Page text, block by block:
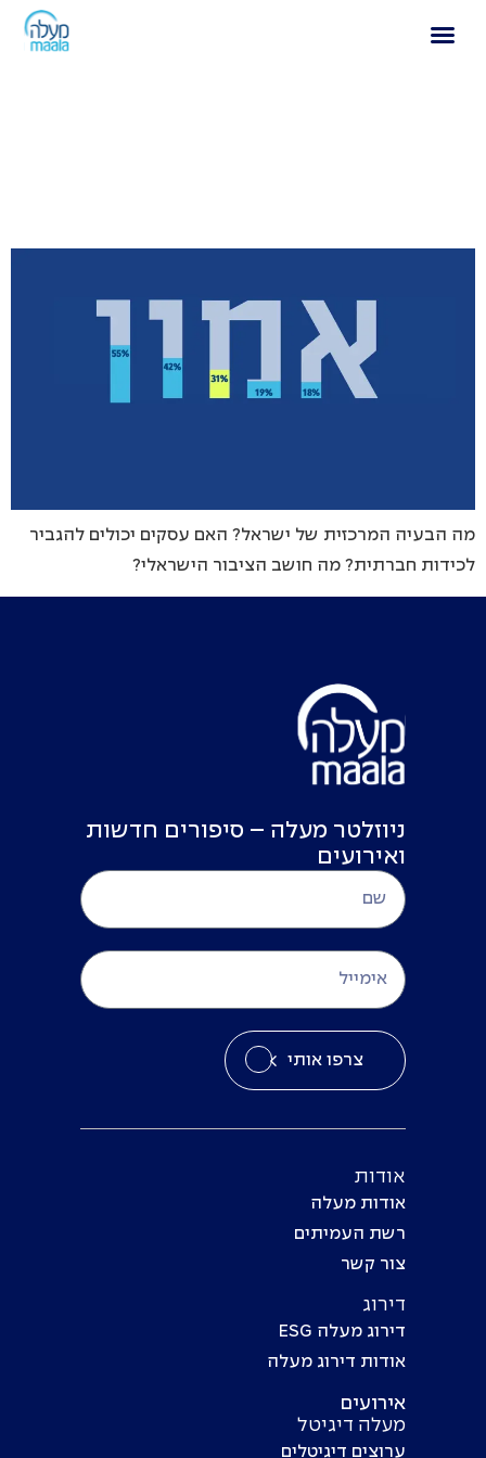
מה הבעיה המרכזית של ישראל? האם עסקים יכולים להגביר
לכידות חברתית? מה חושב הציבור הישראלי?
ניוזלטר מעלה – סיפורים חדשות
ואירועים
צרפו אותי
אודות
אודות מעלה
רשת העמיתים
צור קשר
דירוג
דירוג מעלה ESG
אודות דירוג מעלה
אירועים
מעלה דיגיטל
ערוצים דיגיטלים